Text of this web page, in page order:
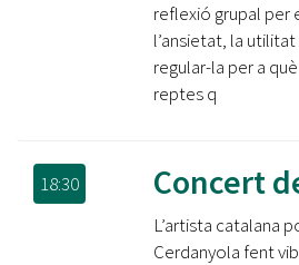
reflexió grupal per
l’ansietat, la
regular-la per a
reptes q
18:30 Concert
L’artista catalana
Cerdanyola fent